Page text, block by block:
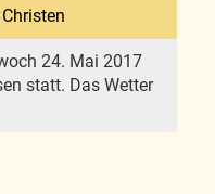
24. Mai 2017
statt. Das Wetter